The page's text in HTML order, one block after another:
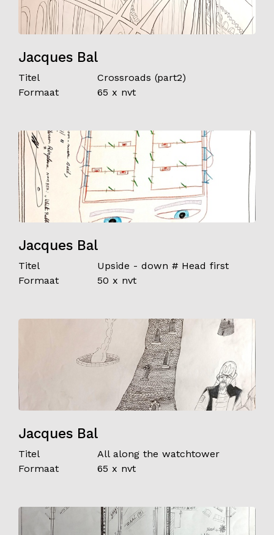
Jacques Bal
Titel
Crossroads (part2)
Formaat
65 x nvt
Jacques Bal
Titel
Upside - down # Head first
Formaat
50 x nvt
Jacques Bal
Titel
All along the watchtower
Formaat
65 x nvt